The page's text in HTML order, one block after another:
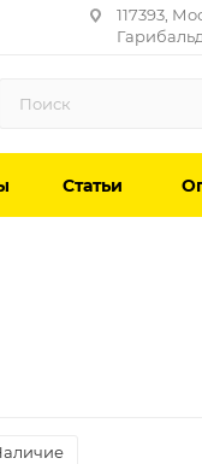
117393,
Статьи